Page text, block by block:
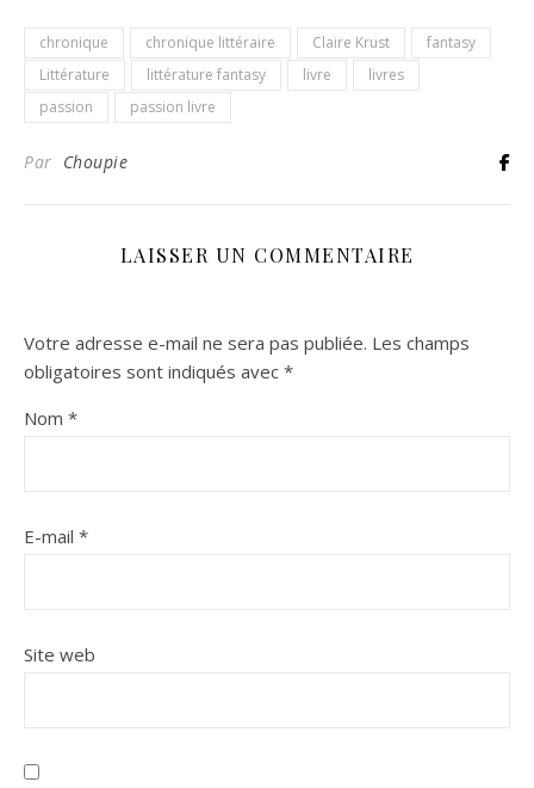
chronique chronique littéraire Claire Krust
fantasy
Littérature
littérature fantasy livre
livres
passion
passion livre
Par Choupie
LAISSER UN COMMENTAIRE
Votre adresse e-mail ne sera pas publiée. Les champs
obligatoires sont indiqués avec *
Nom *
E-mail *
Site web